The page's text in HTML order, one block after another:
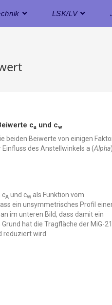
LSK/LV
ca und cw
Beiwerte von einigen
des Anstellwinkels a (Alpha
cA und cW als Funktion vom
ein unsymmetrisches Profil
im unteren Bild, dass damit ein
hat die Tragfläche der MiG-21
reduziert wird.